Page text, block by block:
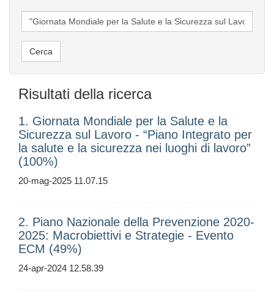
Risultati della ricerca
1. Giornata Mondiale per la Salute e la
Sicurezza sul Lavoro - “Piano Integrato per
la salute e la sicurezza nei luoghi di lavoro”
(100%)
20-mag-2025 11.07.15
2. Piano Nazionale della Prevenzione 2020-
2025: Macrobiettivi e Strategie - Evento
ECM (49%)
24-apr-2024 12.58.39